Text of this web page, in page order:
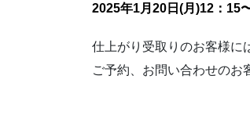
2025年1月20日(月)12：15
仕上がり受取りのお客様に
ご予約、お問い合わせのお